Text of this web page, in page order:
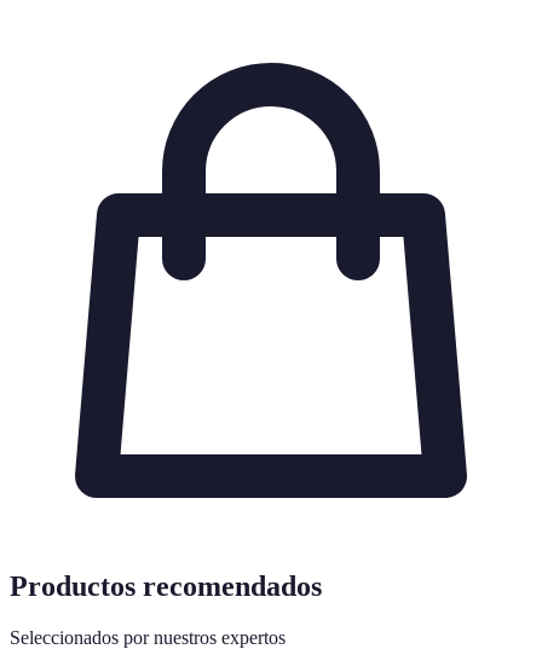
Productos recomendados
Seleccionados por nuestros expertos